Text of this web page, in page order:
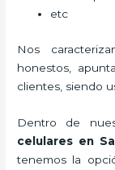
etc
Nos
honestos,
clientes, siendo
Dentro de
celulares en
tenemos la